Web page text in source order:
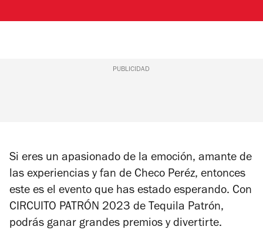
PUBLICIDAD
Si eres un apasionado de la emoción, amante de
las experiencias y fan de Checo Peréz, entonces
este es el evento que has estado esperando. Con
CIRCUITO PATRÓN 2023 de Tequila Patrón,
podrás ganar grandes premios y divertirte.